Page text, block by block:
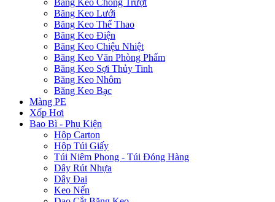
Băng Keo Chống Trượt
Băng Keo Lưới
Băng Keo Thể Thao
Băng Keo Điện
Băng Keo Chiệu Nhiệt
Băng Keo Văn Phòng Phẩm
Băng Keo Sợi Thủy Tinh
Băng Keo Nhôm
Băng Keo Bạc
Màng PE
Xốp Hơi
Bao Bì - Phụ Kiện
Hộp Carton
Hộp Túi Giấy
Túi Niêm Phong - Túi Đóng Hàng
Dây Rút Nhựa
Dây Đai
Keo Nến